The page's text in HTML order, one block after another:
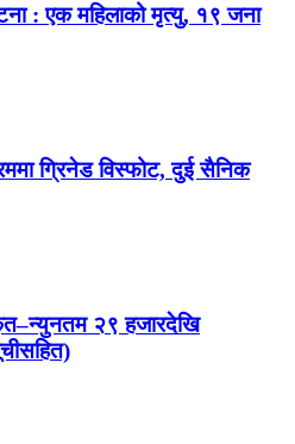
: एक महिलाको मृत्यु, १९ जना
ग्रिनेड विस्फोट, दुई सैनिक
२९ हजारदेखि